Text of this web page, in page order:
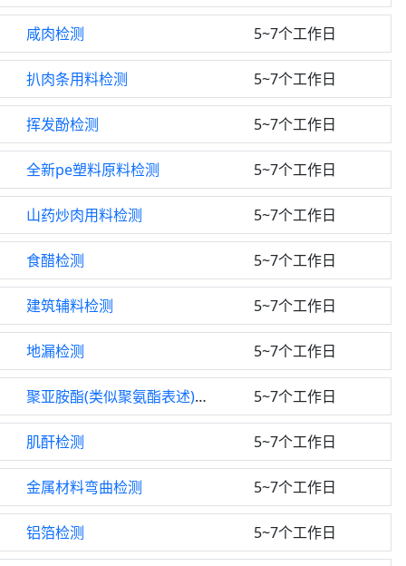
咸肉检测 5~7个工作日
扒肉条用料检测 5~7个工作日
挥发酚检测 5~7个工作日
全新pe塑料原料检测 5~7个工作日
山药炒肉用料检测 5~7个工作日
食醋检测 5~7个工作日
建筑辅料检测 5~7个工作日
地漏检测 5~7个工作日
聚亚胺酯(类似聚氨酯表述)检测 5~7个工作日
肌酐检测 5~7个工作日
金属材料弯曲检测 5~7个工作日
铝箔检测 5~7个工作日